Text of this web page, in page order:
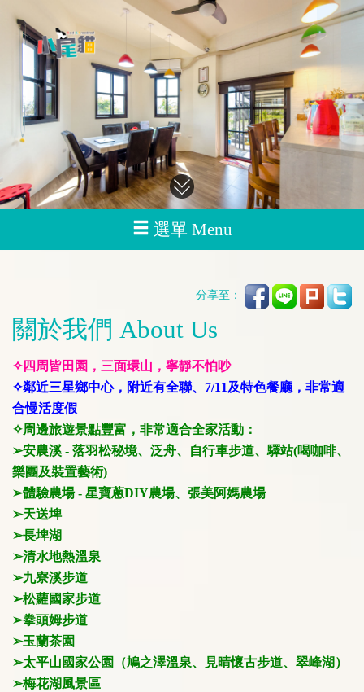
選單 Menu
分享至：
關於我們 About Us
✧四周皆田園，三面環山，寧靜不怕吵
✧鄰近三星鄉中心，附近有全聯、7/11及特色餐廳，非常適
合慢活度假
✧周邊旅遊景點豐富，非常適合全家活動：
➢安農溪 - 落羽松秘境、泛舟、自行車步道、驛站(喝咖啡、
樂團及裝置藝術)
➢體驗農場 - 星寶蔥DIY農場、張美阿媽農場
➢天送埤
➢長埤湖
➢清水地熱溫泉
➢九寮溪步道
➢松蘿國家步道
➢拳頭姆步道
➢玉蘭茶園
➢太平山國家公園（鳩之澤溫泉、見晴懷古步道、翠峰湖）
➢梅花湖風景區